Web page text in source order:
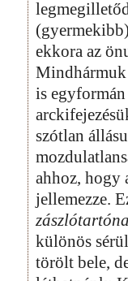
ekkora az
Mindhármuk
is
szótlan
ahhoz, hogy
jellemezze.
különös
törölt bele,